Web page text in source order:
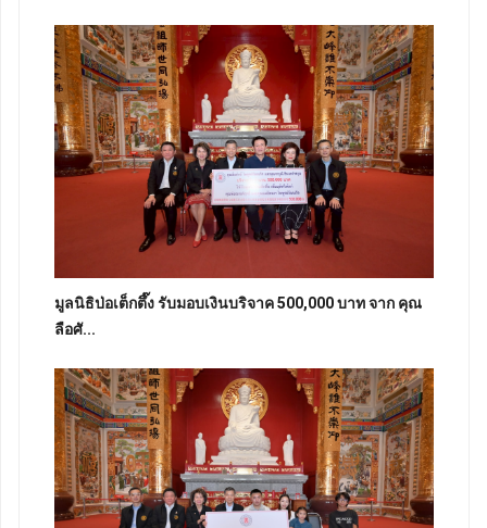
มูลนิธิป่อเต็กตึ๊ง รับมอบเงินบริจาค 500,000 บาท จาก คุณ
ลือศั...